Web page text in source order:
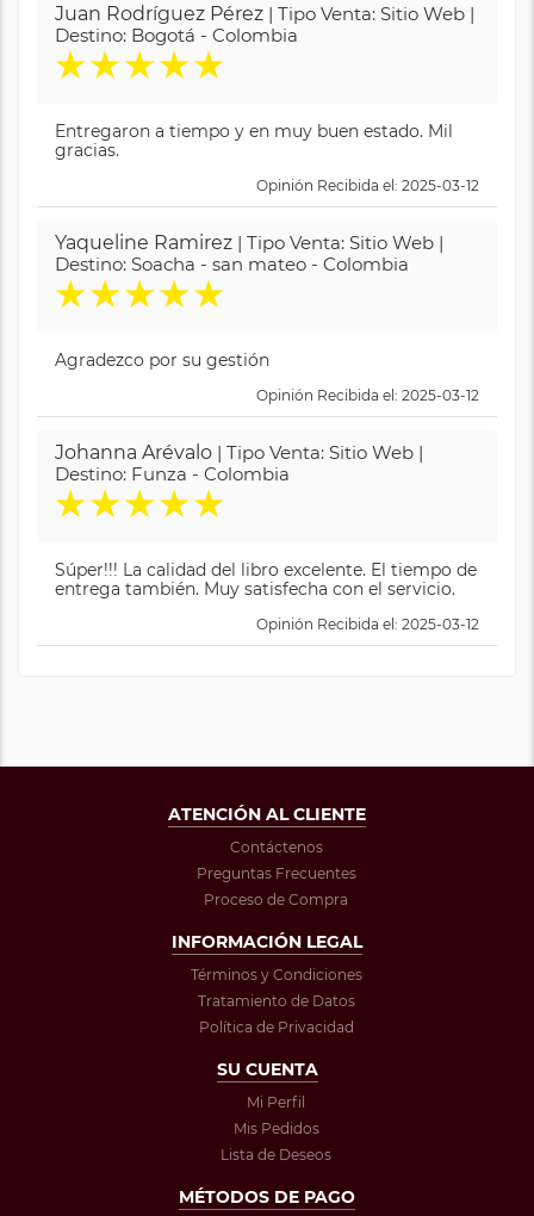
Juan Rodríguez Pérez | Tipo Venta: Sitio Web |
Destino: Bogotá - Colombia
★★★★★
Entregaron a tiempo y en muy buen estado. Mil
gracias.
Opinión Recibida el: 2025-03-12
Yaqueline Ramirez | Tipo Venta: Sitio Web |
Destino: Soacha - san mateo - Colombia
★★★★★
Agradezco por su gestión
Opinión Recibida el: 2025-03-12
Johanna Arévalo | Tipo Venta: Sitio Web |
Destino: Funza - Colombia
★★★★★
Súper!!! La calidad del libro excelente. El tiempo de
entrega también. Muy satisfecha con el servicio.
Opinión Recibida el: 2025-03-12
ATENCIÓN AL CLIENTE
Contáctenos
Preguntas Frecuentes
Proceso de Compra
INFORMACIÓN LEGAL
Términos y Condiciones
Tratamiento de Datos
Política de Privacidad
SU CUENTA
Mi Perfil
Mis Pedidos
Lista de Deseos
MÉTODOS DE PAGO